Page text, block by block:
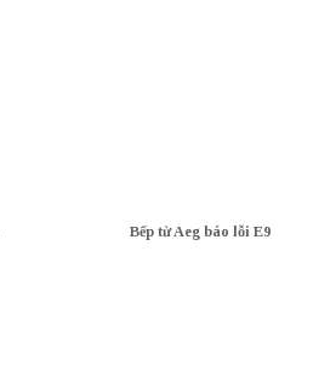
Bếp từ Aeg báo lỗi E9